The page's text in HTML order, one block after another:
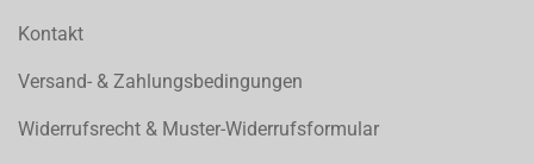
Kontakt
Versand- & Zahlungsbedingungen
Widerrufsrecht & Muster-Widerrufsformular